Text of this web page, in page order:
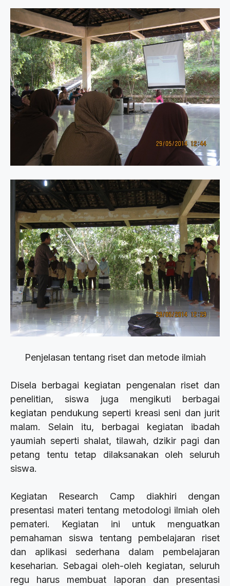
Penjelasan tentang riset dan metode ilmiah
Disela berbagai kegiatan pengenalan riset dan
penelitian, siswa juga mengikuti berbagai
kegiatan pendukung seperti kreasi seni dan jurit
malam. Selain itu, berbagai kegiatan ibadah
yaumiah seperti shalat, tilawah, dzikir pagi dan
petang tentu tetap dilaksanakan oleh seluruh
siswa.
Kegiatan Research Camp diakhiri dengan
presentasi materi tentang metodologi ilmiah oleh
pemateri. Kegiatan ini untuk menguatkan
pemahaman siswa tentang pembelajaran riset
dan aplikasi sederhana dalam pembelajaran
keseharian. Sebagai oleh-oleh kegiatan, seluruh
regu harus membuat laporan dan presentasi